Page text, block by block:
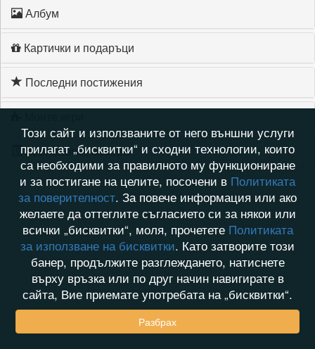
Албум
Картички и подаръци
Последни постижения
Хронология на игри
Този сайт и използваните от него външни услуги
прилагат „бисквитки“ и сходни технологии, които
са необходими за правилното му функциониране
и за постигане на целите, посочени в Политиката
за поверителност. За повече информация или ако
желаете да оттеглите съгласието си за някои или
всички „бисквитки“, моля, прочетете Политиката
за използване на бисквитки. Като затворите този
банер, продължите разглеждането, натиснете
върху връзка или по друг начин навигирате в
сайта, Вие приемате употребата на „бисквитки“.
Разбрах